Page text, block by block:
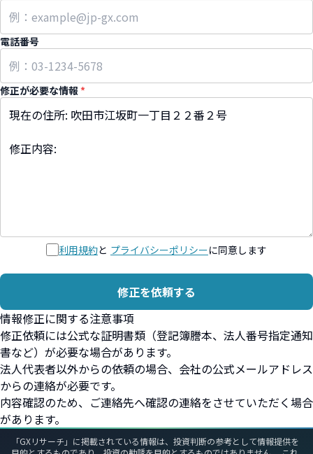
電話番号
修正が必要な情報 *
利用規約と プライバシーポリシーに同意します
修正を依頼する
情報修正に関する注意事項
修正依頼には公式な証明書類（登記簿謄本、法人番号指定通知
書など）が必要な場合があります。
法人代表者以外からの依頼の場合、会社の公式メールアドレス
からの連絡が必要です。
内容確認のため、ご連絡先へ確認の連絡をさせていただく場合
があります。
「GXリサーチ」に掲載されている情報は、投資判断の参考として情報提供を